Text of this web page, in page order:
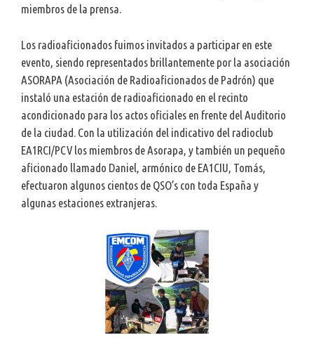
miembros de la prensa.
Los radioaficionados fuimos invitados a participar en este
evento, siendo representados brillantemente por la asociación
ASORAPA (Asociación de Radioaficionados de Padrón) que
instaló una estación de radioaficionado en el recinto
acondicionado para los actos oficiales en frente del Auditorio
de la ciudad. Con la utilización del indicativo del radioclub
EA1RCI/PCV los miembros de Asorapa, y también un pequeño
aficionado llamado Daniel, armónico de EA1CIU, Tomás,
efectuaron algunos cientos de QSO’s con toda España y
algunas estaciones extranjeras.